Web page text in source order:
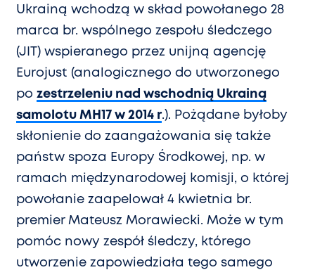
Ukrainą wchodzą w skład powołanego 28
marca br. wspólnego zespołu śledczego
(JIT) wspieranego przez unijną agencję
Eurojust (analogicznego do utworzonego
po zestrzeleniu nad wschodnią Ukrainą
samolotu MH17 w 2014 r.). Pożądane byłoby
skłonienie do zaangażowania się także
państw spoza Europy Środkowej, np. w
ramach międzynarodowej komisji, o której
powołanie zaapelował 4 kwietnia br.
premier Mateusz Morawiecki. Może w tym
pomóc nowy zespół śledczy, którego
utworzenie zapowiedziała tego samego